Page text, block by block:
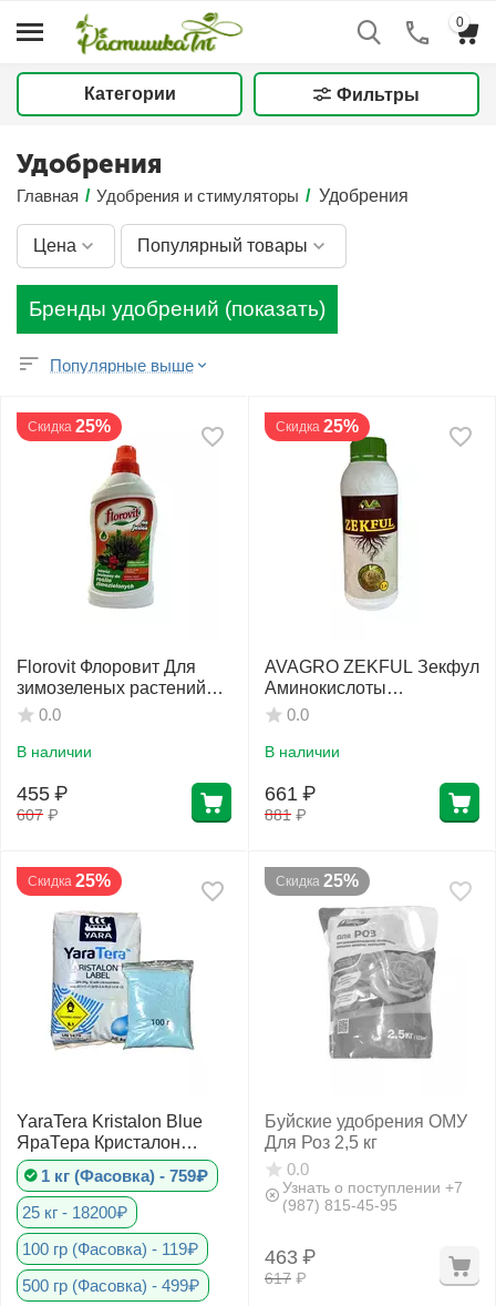
0
Категории Фильтры
Удобрения
Главная / Удобрения и стимуляторы / Удобрения
Цена Популярный товары
Бренды удобрений (показать)
Популярные выше
Скидка 25%
Florovit Флоровит Для
зимозеленых растений
осенний, жидкое 1 кг
0.0
В наличии
607 ₽
455 ₽
Скидка 25%
AVAGRO ZEKFUL Зекфул
Аминокислоты
Антистресс 1 л
0.0
В наличии
881 ₽
661 ₽
Скидка 25%
YaraTera Kristalon Blue
ЯраТера Кристалон
Голубой 19-6-20
1 кг (Фасовка) - 759₽
25 кг - 18200₽
100 гр (Фасовка) - 119₽
500 гр (Фасовка) - 499₽
Скидка 25%
Буйские удобрения ОМУ
Для Роз 2,5 кг
0.0
Узнать о поступлении +7
(987) 815-45-95
617 ₽
463 ₽